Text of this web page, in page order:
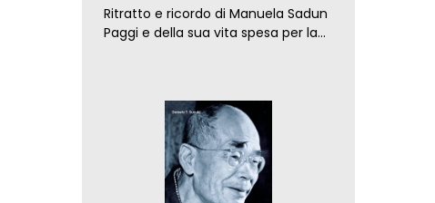
Ritratto e ricordo di Manuela Sadun
Paggi e della sua vita spesa per la